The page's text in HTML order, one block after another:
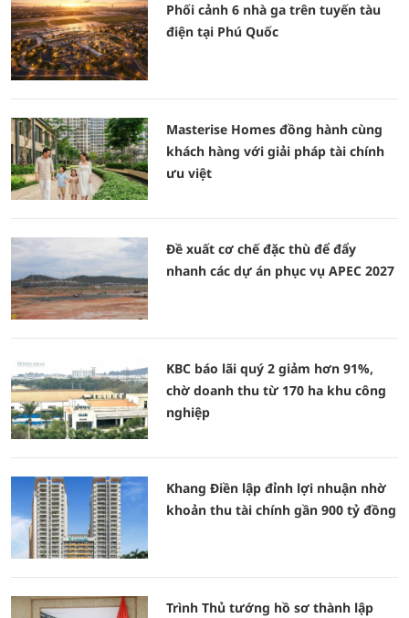
Phối cảnh 6 nhà ga trên tuyến tàu
điện tại Phú Quốc
Masterise Homes đồng hành cùng
khách hàng với giải pháp tài chính
ưu việt
Đề xuất cơ chế đặc thù để đẩy
nhanh các dự án phục vụ APEC 2027
KBC báo lãi quý 2 giảm hơn 91%,
chờ doanh thu từ 170 ha khu công
nghiệp
Khang Điền lập đỉnh lợi nhuận nhờ
khoản thu tài chính gần 900 tỷ đồng
Trình Thủ tướng hồ sơ thành lập